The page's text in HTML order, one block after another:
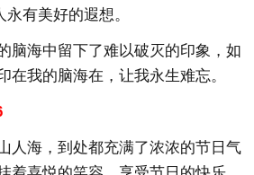
有美好的遐想。
脑海中留下了难以破灭的印象，如
在我的脑海在，让我永生难忘。
人海，到处都充满了浓浓的节日气